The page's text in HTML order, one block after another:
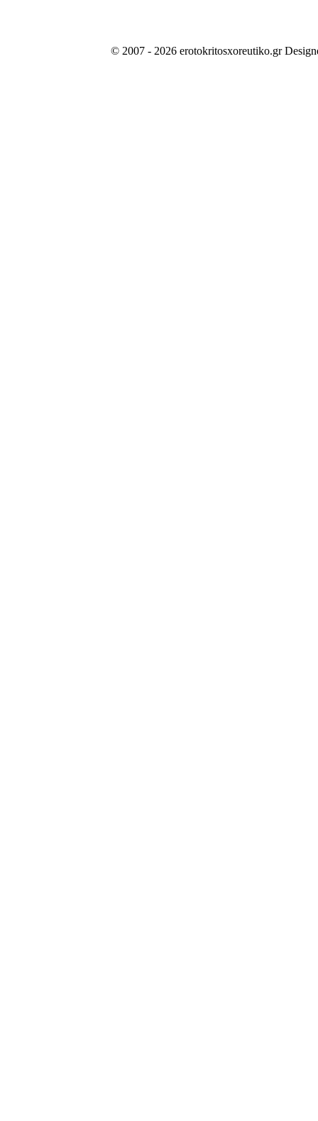
© 2007 - 2026 erotokritosxoreutiko.gr